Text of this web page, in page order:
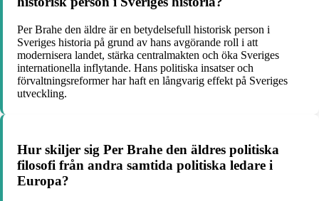
Per Brahe den äldre är en betydelsefull historisk person i
Sveriges historia på grund av hans avgörande roll i att
modernisera landet, stärka centralmakten och öka Sveriges
internationella inflytande. Hans politiska insatser och
förvaltningsreformer har haft en långvarig effekt på Sveriges
utveckling.
Hur skiljer sig Per Brahe den äldres politiska
filosofi från andra samtida politiska ledare i
Europa?